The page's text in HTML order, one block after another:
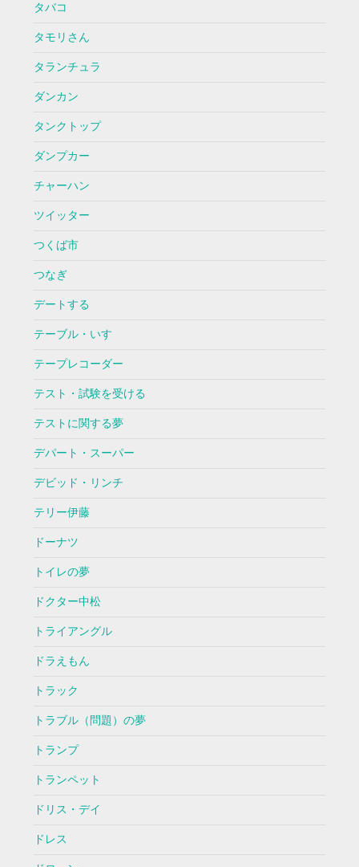
タバコ
タモリさん
タランチュラ
ダンカン
タンクトップ
ダンプカー
チャーハン
ツイッター
つくば市
つなぎ
デートする
テーブル・いす
テープレコーダー
テスト・試験を受ける
テストに関する夢
デパート・スーパー
デビッド・リンチ
テリー伊藤
ドーナツ
トイレの夢
ドクター中松
トライアングル
ドラえもん
トラック
トラブル（問題）の夢
トランプ
トランペット
ドリス・デイ
ドレス